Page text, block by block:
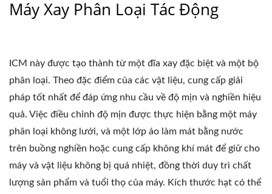
Máy Xay Phân Loại Tác Động
ICM này được tạo thành từ một đĩa xay đặc biệt và một bộ
phân loại. Theo đặc điểm của các vật liệu, cung cấp giải
pháp tốt nhất để đáp ứng nhu cầu về độ mịn và nghiền hiệu
quả. Việc điều chỉnh độ mịn được thực hiện bằng một máy
phân loại không lưới, và một lớp áo làm mát bằng nước
trên buồng nghiền hoặc cung cấp không khí mát để giữ cho
máy và vật liệu không bị quá nhiệt, đồng thời duy trì chất
lượng sản phẩm và tuổi thọ của máy. Kích thước hạt có thể